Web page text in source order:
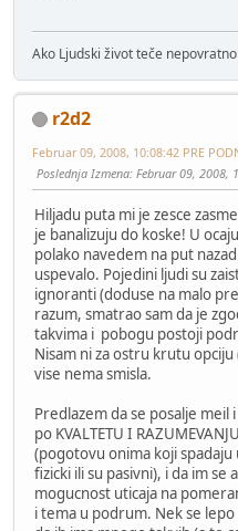
Ako Ljudski život teče
r2d2
Februar 09, 2008, 10:08:42 PRE
Poslednja Izmena: Februar 09, 2008,
Hiljadu puta mi je zesce
je banalizuju do koske! U
polako navedem na put
uspevalo. Pojedini ljudi su
ignoranti (doduse na malo
razum, smatrao sam da je
takvima i pobogu postoji
Nisam ni za ostru krutu
vise nema smisla.
Predlazem da se posalje meil
po KVALTETU I
(pogotovu onima koji
fizicki ili su pasivni), i da im
mogucnost uticaja na
i tema u podrum. Nek se